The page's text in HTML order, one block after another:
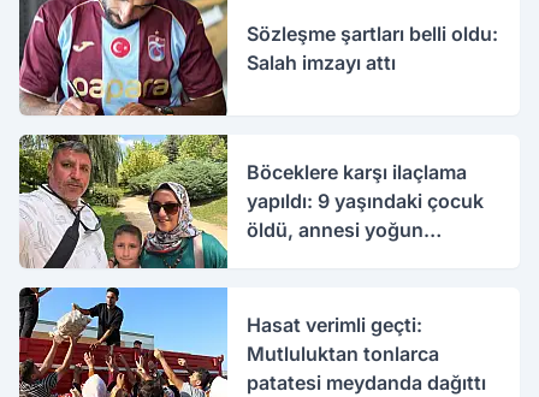
Sözleşme şartları belli oldu:
Salah imzayı attı
Böceklere karşı ilaçlama
yapıldı: 9 yaşındaki çocuk
öldü, annesi yoğun
Hasat verimli geçti:
Mutluluktan tonlarca
patatesi meydanda dağıttı